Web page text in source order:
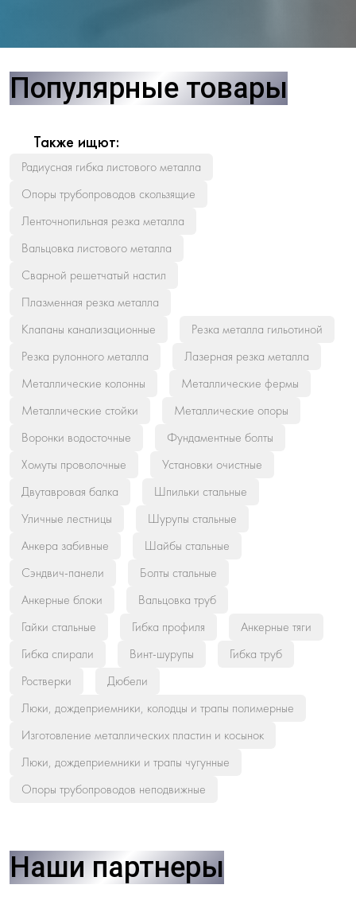
Популярные товары
Также ищют:
Радиусная гибка листового металла
Опоры трубопроводов скользящие
Ленточнопильная резка металла
Вальцовка листового металла
Сварной решетчатый настил
Плазменная резка металла
Клапаны канализационные
Резка металла гильотиной
Резка рулонного металла
Лазерная резка металла
Металлические колонны
Металлические фермы
Металлические стойки
Металлические опоры
Воронки водосточные
Фундаментные болты
Хомуты проволочные
Установки очистные
Двутавровая балка
Шпильки стальные
Уличные лестницы
Шурупы стальные
Анкера забивные
Шайбы стальные
Сэндвич-панели
Болты стальные
Анкерные блоки
Вальцовка труб
Гайки стальные
Гибка профиля
Анкерные тяги
Гибка спирали
Винт-шурупы
Гибка труб
Ростверки
Дюбели
Люки, дождеприемники, колодцы и трапы полимерные
Изготовление металлических пластин и косынок
Люки, дождеприемники и трапы чугунные
Опоры трубопроводов неподвижные
Наши партнеры